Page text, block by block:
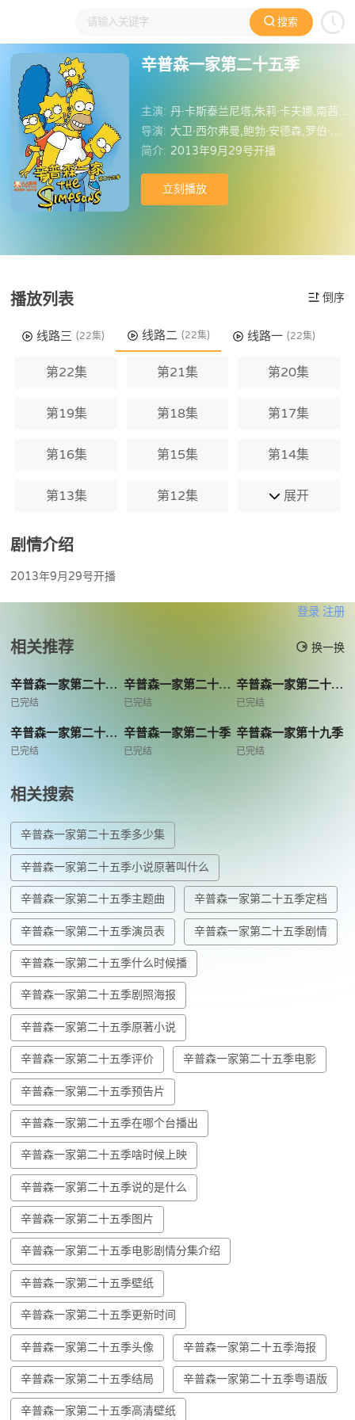
搜索
大家在看 日本动漫 国产动漫 欧美动漫
辛普森一家第二十五季
主演: 丹·卡斯泰兰尼塔,朱莉·卡夫娜,南茜·卡特莱特,雅德丽·史密斯,汉克·阿扎利亚,哈里·谢尔,潘蜜拉·海登,露西·泰勒,麦琪·罗丝威尔,特蕾丝·麦克尼尔,玛西娅·华莱士,克里斯·埃杰利,克里斯汀·韦格,凯文·迈克尔·理查德森,雷切尔·玛多,乔·纳马斯,乔恩·拉威茨,伊丽莎白·莫斯,伊娃·朗格利亚,安德森·库珀,莫里斯·拉马奇,贾德·阿帕图,威尔·阿奈特,罗伯·哈弗德,莱斯利·曼恩,塞斯·罗根,保罗·路德,查宁·塔图姆,哈尔兰·艾莉森,斯坦·李,威尔·莱曼,丹尼尔·雷德克里夫,凯尔希·格兰莫,马克斯·冯·叙多
导演: 大卫·西尔弗曼,鲍勃·安德森,罗伯·奥利弗,马克·柯克兰,迈克尔·玻尔奇诺,马修·方南,斯蒂文·迪恩·摩尔,马修·纳斯奇克,克里斯·克莱门茨,兰斯·克雷默,希尔万·肖默,查克·希茨
简介: 2013年9月29号开播
立刻播放
播放列表 倒序
线路三 (22集) 线路二 (22集) 线路一 (22集)
第22集 第21集 第20集
第19集 第18集 第17集
第16集 第15集 第14集
第13集 第12集 展开
剧情介绍
2013年9月29号开播
登录 注册
相关推荐 换一换
辛普森一家第二十四季
已完结
辛普森一家第二十三季
已完结
辛普森一家第二十二季
已完结
辛普森一家第二十一季
已完结
辛普森一家第二十季
已完结
辛普森一家第十九季
已完结
相关搜索
辛普森一家第二十五季多少集
辛普森一家第二十五季小说原著叫什么
辛普森一家第二十五季主题曲 辛普森一家第二十五季定档
辛普森一家第二十五季演员表 辛普森一家第二十五季剧情
辛普森一家第二十五季什么时候播
辛普森一家第二十五季剧照海报
辛普森一家第二十五季原著小说
辛普森一家第二十五季评价 辛普森一家第二十五季电影
辛普森一家第二十五季预告片
辛普森一家第二十五季在哪个台播出
辛普森一家第二十五季啥时候上映
辛普森一家第二十五季说的是什么
辛普森一家第二十五季图片
辛普森一家第二十五季电影剧情分集介绍
辛普森一家第二十五季壁纸
辛普森一家第二十五季更新时间
辛普森一家第二十五季头像 辛普森一家第二十五季海报
辛普森一家第二十五季结局 辛普森一家第二十五季粤语版
辛普森一家第二十五季高清壁纸